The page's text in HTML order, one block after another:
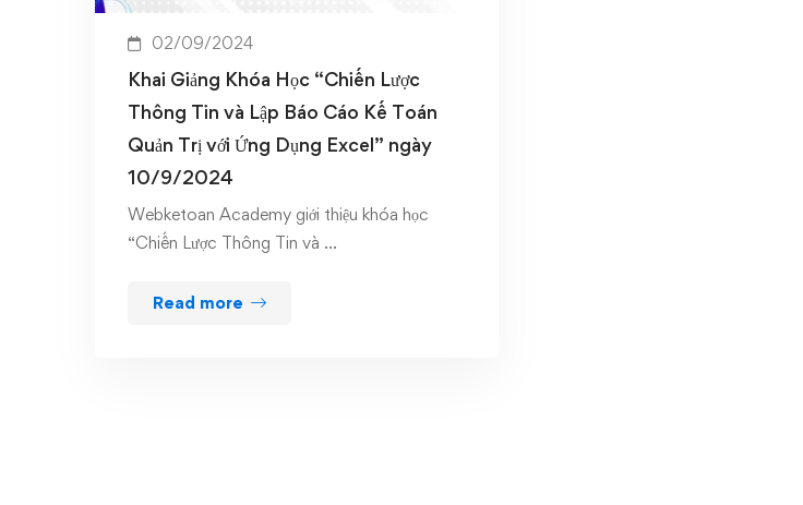
02/09/2024
Khai Giảng Khóa Học “Chiến Lược
Thông Tin và Lập Báo Cáo Kế Toán
Quản Trị với Ứng Dụng Excel” ngày
10/9/2024
Webketoan Academy giới thiệu khóa học
“Chiến Lược Thông Tin và …
Read more